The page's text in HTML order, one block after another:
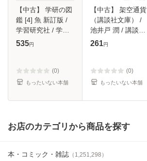
【中古】 学研の図
鑑 [4] 魚 新訂版 /
学習研究社 / 学習
研究社 [単行本]
535円
(0)
もったいない本舗
【中古】 架空通貨
（講談社文庫） /
池井戸 潤 / 講談社
[文庫]【メール便送
261円
(0)
もったいない本舗
お店のカテゴリから商品を探す
本・コミック・雑誌 （ 1,251,298 ）